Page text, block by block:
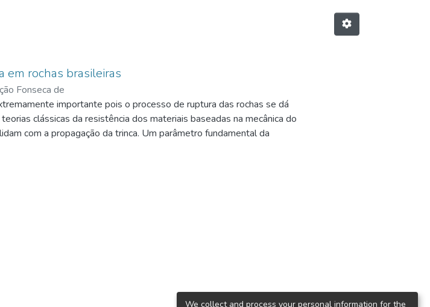
em rochas brasileiras
Fonseca de
importante pois o processo de ruptura das rochas se dá
clássicas da resistência dos materiais baseadas na mecânica do
com a propagação da trinca. Um parâmetro fundamental da
We collect and process your personal information for the